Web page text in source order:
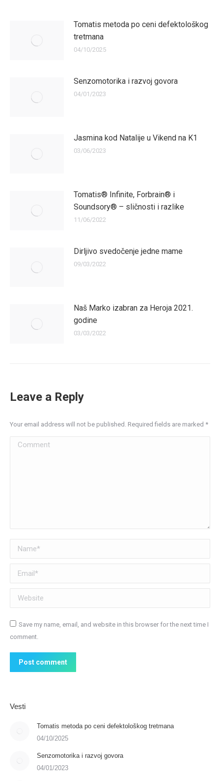
Tomatis metoda po ceni defektološkog
tretmana
04/10/2025
Senzomotorika i razvoj govora
04/01/2023
Jasmina kod Natalije u Vikend na K1
03/06/2023
Tomatis® Infinite, Forbrain® i
Soundsory® – sličnosti i razlike
11/06/2022
Dirljivo svedočenje jedne mame
09/03/2022
Naš Marko izabran za Heroja 2021.
godine
03/03/2022
Leave a Reply
Your email address will not be published. Required fields are marked *
Comment
Name *
Email *
Website
Save my name, email, and website in this browser for the next time I
comment.
Post comment
Vesti
Tomatis metoda po ceni defektološkog tretmana
04/10/2025
Senzomotorika i razvoj govora
04/01/2023